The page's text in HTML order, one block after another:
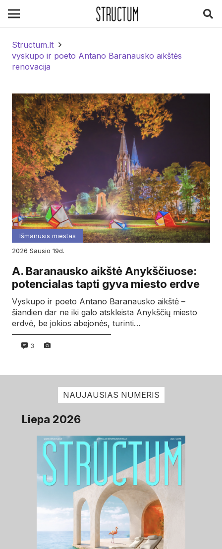
Structum.lt
vyskupo ir poeto Antano Baranausko aikštės
renovacija
Išmanusis miestas
2026
sausio 19d.
A. Baranausko aikštė Anykščiuose:
potencialas tapti gyva miesto erdve
Vyskupo ir poeto Antano Baranausko aikštė –
šiandien dar ne iki galo atskleista Anykščių miesto
erdvė, be jokios abejonės, turinti…
3
NAUJAUSIAS NUMERIS
Liepa 2026